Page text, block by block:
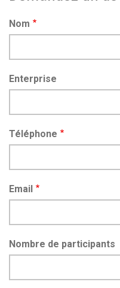
Nom
Enterprise
Téléphone
Email
Nombre de participants